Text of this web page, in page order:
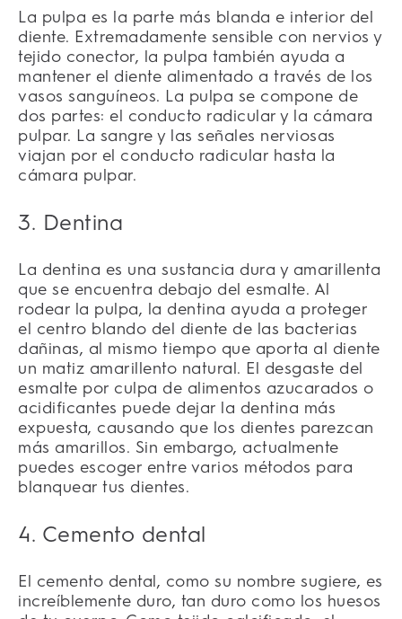
La pulpa es la parte más blanda e interior del
diente. Extremadamente sensible con nervios y
tejido conector, la pulpa también ayuda a
mantener el diente alimentado a través de los
vasos sanguíneos. La pulpa se compone de
dos partes: el conducto radicular y la cámara
pulpar. La sangre y las señales nerviosas
viajan por el conducto radicular hasta la
cámara pulpar.
3. Dentina
La dentina es una sustancia dura y amarillenta
que se encuentra debajo del esmalte. Al
rodear la pulpa, la dentina ayuda a proteger
el centro blando del diente de las bacterias
dañinas, al mismo tiempo que aporta al diente
un matiz amarillento natural. El desgaste del
esmalte por culpa de alimentos azucarados o
acidificantes puede dejar la dentina más
expuesta, causando que los dientes parezcan
más amarillos. Sin embargo, actualmente
puedes escoger entre varios métodos para
blanquear tus dientes.
4. Cemento dental
El cemento dental, como su nombre sugiere, es
increíblemente duro, tan duro como los huesos